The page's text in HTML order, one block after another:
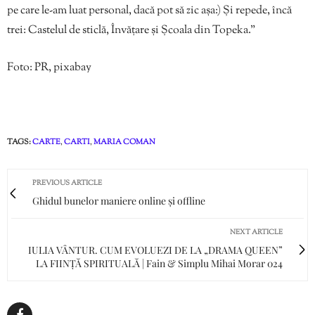
pe care le-am luat personal, dacă pot să zic așa:) Și repede, încă
trei: Castelul de sticlă, Învățare și Școala din Topeka.”
Foto: PR, pixabay
TAGS:CARTE,CARTI,MARIA COMAN
PREVIOUS ARTICLE
Ghidul bunelor maniere online și offline
NEXT ARTICLE
IULIA VÂNTUR. CUM EVOLUEZI DE LA „DRAMA QUEEN”
LA FIINȚĂ SPIRITUALĂ | Fain & Simplu Mihai Morar 024